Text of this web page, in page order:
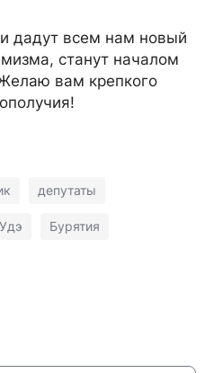
дадут всем нам новый
станут началом
вам крепкого
депутаты
Бурятия